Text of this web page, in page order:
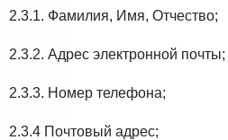
2.3.1. Фамилия, Имя, Отчество;
2.3.2. Адрес электронной почты;
2.3.3. Номер телефона;
2.3.4 Почтовый адрес;